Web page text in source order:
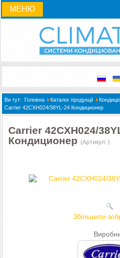
МЕНЮ
Ви тут: Головна Каталог продукції
Carrier 42CXH024/38YL-24 Кондиционер
Carrier 42CXH024/
Кондиционер (Артикул: )
Збільшити